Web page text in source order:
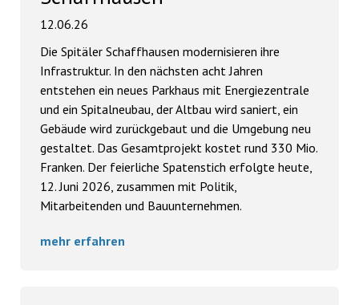
12.06.26
Die Spitäler Schaffhausen modernisieren ihre
Infrastruktur. In den nächsten acht Jahren
entstehen ein neues Parkhaus mit Energiezentrale
und ein Spitalneubau, der Altbau wird saniert, ein
Gebäude wird zurückgebaut und die Umgebung neu
gestaltet. Das Gesamtprojekt kostet rund 330 Mio.
Franken. Der feierliche Spatenstich erfolgte heute,
12. Juni 2026, zusammen mit Politik,
Mitarbeitenden und Bauunternehmen.
mehr erfahren